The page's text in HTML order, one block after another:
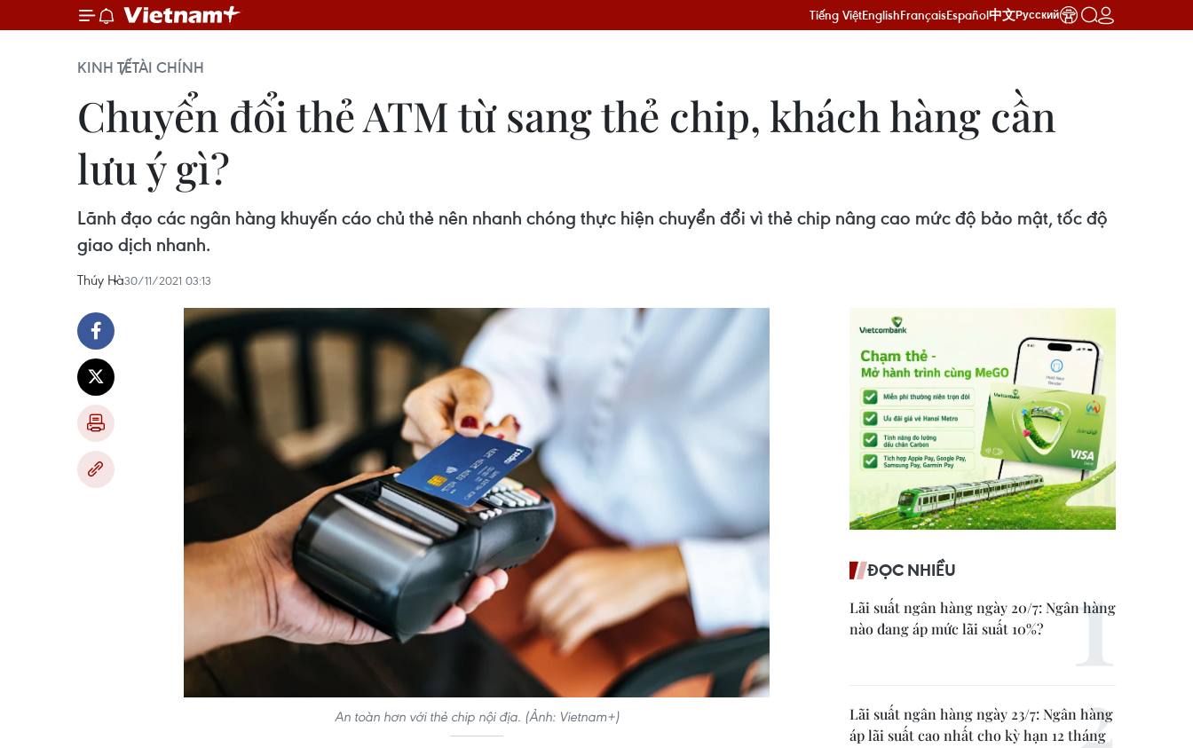
Tiếng ViệtEnglishFrançaisEspañol中文Русский
KINH TẾTÀI CHÍNH
Chuyển đổi thẻ ATM từ sang thẻ chip, khách hàng cần
lưu ý gì?
Lãnh đạo các ngân hàng khuyến cáo chủ thẻ nên nhanh chóng thực hiện chuyển đổi vì thẻ chip nâng cao mức độ bảo mật, tốc độ
giao dịch nhanh.
Thúy Hà30/11/2021 03:13
An toàn hơn với thẻ chip nội địa. (Ảnh: Vietnam+)
ĐỌC NHIỀU
Lãi suất ngân hàng ngày 20/7: Ngân hàng
nào đang áp mức lãi suất 10%?
Lãi suất ngân hàng ngày 23/7: Ngân hàng
áp lãi suất cao nhất cho kỳ hạn 12 tháng